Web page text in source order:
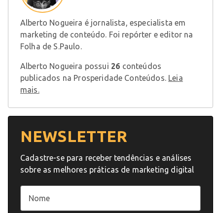
Alberto Nogueira é jornalista, especialista em
marketing de conteúdo. Foi repórter e editor na
Folha de S.Paulo.
Alberto Nogueira possui 26 conteúdos
publicados na Prosperidade Conteúdos. Leia
mais.
NEWSLETTER
Cadastre-se para receber tendências e análises
sobre as melhores práticas de marketing digital